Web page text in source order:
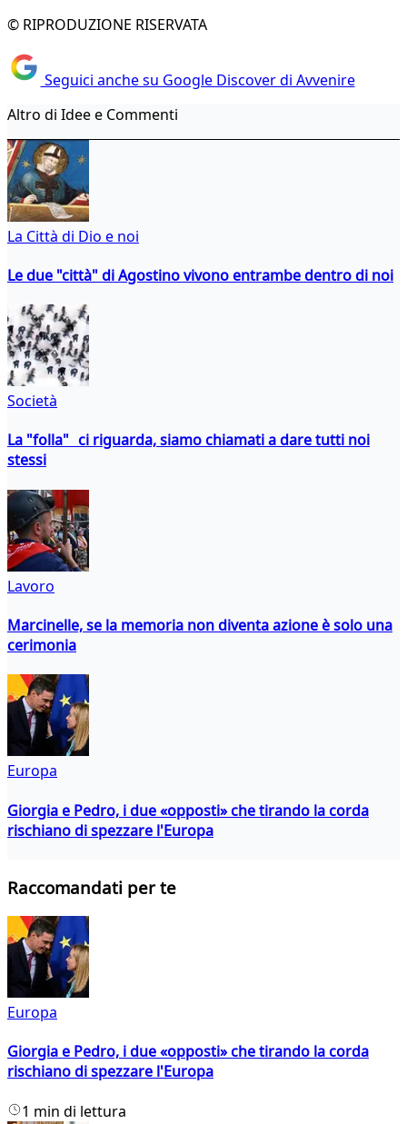
© RIPRODUZIONE RISERVATA
Seguici anche su Google Discover di Avvenire
Altro di Idee e Commenti
La Città di Dio e noi
Le due "città" di Agostino vivono entrambe dentro di noi
Società
La "folla" ci riguarda, siamo chiamati a dare tutti noi
stessi
Lavoro
Marcinelle, se la memoria non diventa azione è solo una
cerimonia
Europa
Giorgia e Pedro, i due «opposti» che tirando la corda
rischiano di spezzare l'Europa
Raccomandati per te
Europa
Giorgia e Pedro, i due «opposti» che tirando la corda
rischiano di spezzare l'Europa
1 min di lettura